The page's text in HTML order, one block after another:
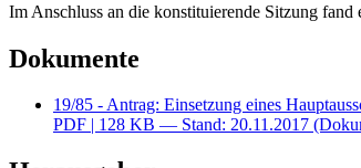
Im Anschluss an die konstituierende Sitzung
Dokumente
19/85 - Antrag: Einsetzung eines
PDF | 128 KB — Stand: 20.11.2017